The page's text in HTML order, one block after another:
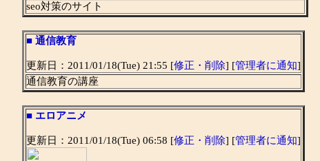
seo対策のサイト
■ 通信教育
更新日：2011/01/18(Tue) 21:55 [修正・削除] [管理者に通知]
通信教育の講座
■ エロアニメ
更新日：2011/01/18(Tue) 06:58 [修正・削除] [管理者に通知]